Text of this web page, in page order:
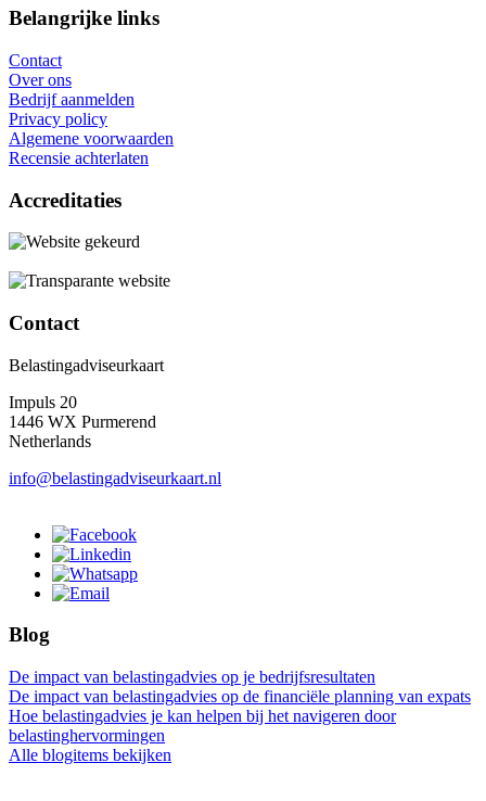
Belangrijke links
Contact
Over ons
Bedrijf aanmelden
Privacy policy
Algemene voorwaarden
Recensie achterlaten
Accreditaties
Contact
Belastingadviseurkaart
Impuls 20
1446 WX Purmerend
Netherlands
info@belastingadviseurkaart.nl
Blog
De impact van belastingadvies op je bedrijfsresultaten
De impact van belastingadvies op de financiële planning van expats
Hoe belastingadvies je kan helpen bij het navigeren door
belastinghervormingen
Alle blogitems bekijken